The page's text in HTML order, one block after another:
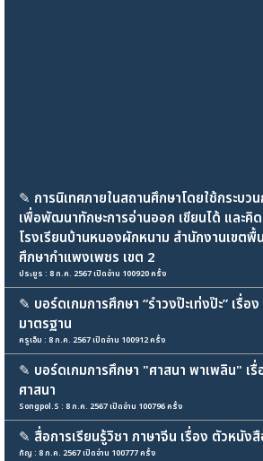
✎ การนิเทศภายในสถานศึกษาโดยใช้กระบว
เพื่อพัฒนาทักษะการอ่านออก เขียนได้ และคิ
โรงเรียนบ้านหนองผักหนาม สำนักงานเขตพื้
ศึกษากำแพงเพชร เขต 2
ประยูร : 8 ก.ค. 2567 เปิดอ่าน 100920 ครั้ง
✎ บอร์ดเกมการศึกษา “รำวงป๊ะเท่งป๊ะ” เรื่อ
มาตรฐาน
ครูเอ็ม : 8 ก.ค. 2567 เปิดอ่าน 100912 ครั้ง
✎ บอร์ดเกมการศึกษา "ศาสนา พาเพลิน" เ
ศาสนา
Songpol.S : 8 ก.ค. 2567 เปิดอ่าน 100796 ครั้ง
✎ สื่อการเรียนรู้วิชา ภาษาจีน เรื่อง ตัวหนัง
กัญ : 8 ก.ค. 2567 เปิดอ่าน 100777 ครั้ง